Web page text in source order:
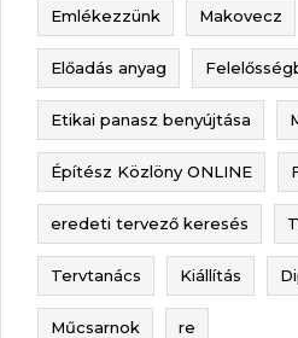
Emlékezzünk Makovecz
Előadás anyag
Etikai panasz benyújtása
Építész Közlöny ONLINE
eredeti tervező keresés
Tervtanács Kiállítás
Műcsarnok re